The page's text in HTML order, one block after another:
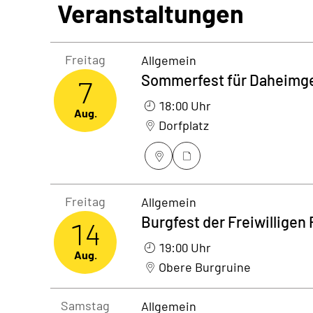
Veranstaltungen
Freitag
7
Aug.
Sommerfest für
Allgemein
18:00 Uhr
Dorfplatz
Freitag
14
Aug.
Burgfest der Freiwilligen
Allgemein
19:00 Uhr
Obere Burgruine
Samstag Allgemein